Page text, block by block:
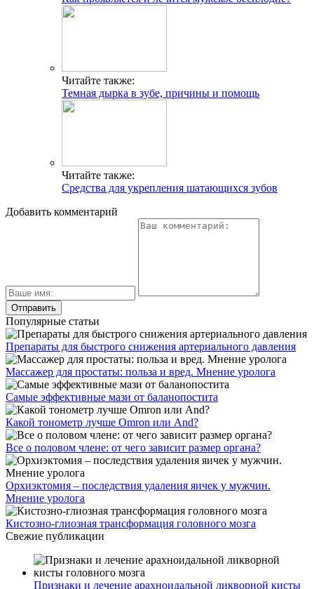
Читайте также:
Темная дырка в зубе, причины и помощь
Читайте также:
Средства для укрепления шатающихся зубов
Добавить комментарий
Популярные статьи
Препараты для быстрого снижения артериального давления
Массажер для простаты: польза и вред. Мнение уролога
Самые эффективные мази от баланопостита
Какой тонометр лучше Omron или And?
Все о половом члене: от чего зависит размер органа?
Орхиэктомия – последствия удаления яичек у мужчин.
Мнение уролога
Кистозно-глиозная трансформация головного мозга
Свежие публикации
Признаки и лечение арахноидальной ликворной кисты